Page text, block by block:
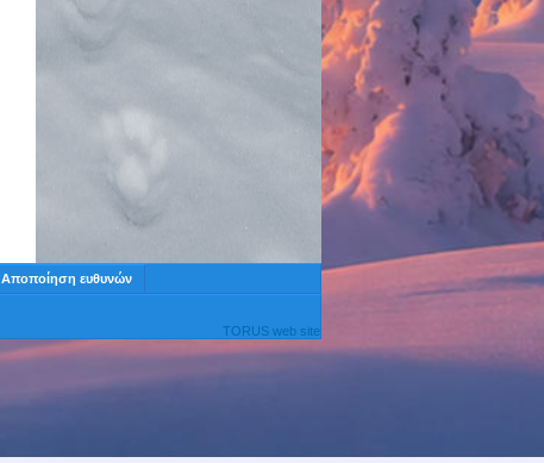
Αποποίηση ευθυνών
TORUS web site